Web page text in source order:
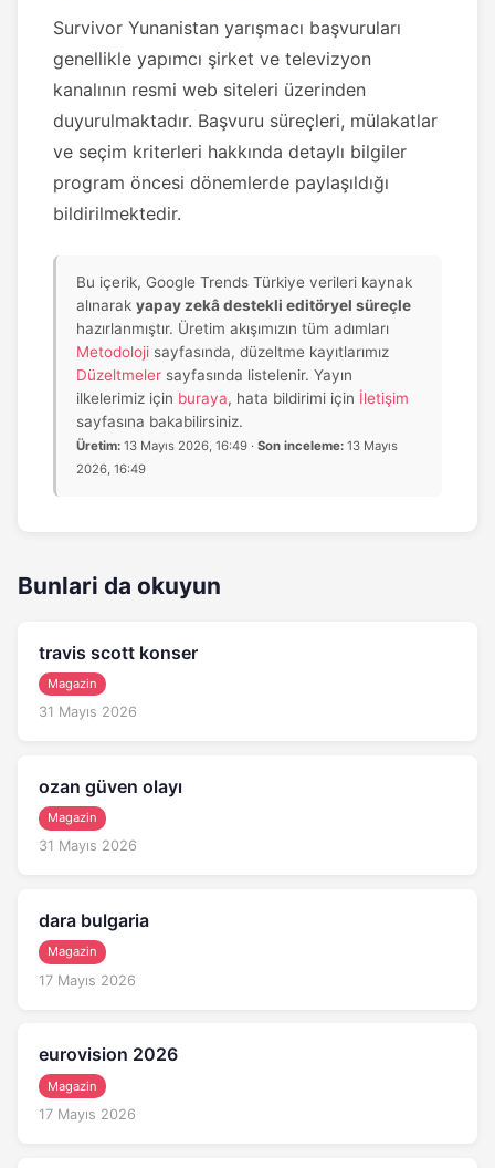
Survivor Yunanistan yarışmacı başvuruları
genellikle yapımcı şirket ve televizyon
kanalının resmi web siteleri üzerinden
duyurulmaktadır. Başvuru süreçleri, mülakatlar
ve seçim kriterleri hakkında detaylı bilgiler
program öncesi dönemlerde paylaşıldığı
bildirilmektedir.
Bu içerik, Google Trends Türkiye verileri kaynak
alınarak yapay zekâ destekli editöryel süreçle
hazırlanmıştır. Üretim akışımızın tüm adımları
Metodolojisayfasında, düzeltme kayıtlarımız
Düzeltmelersayfasında listelenir. Yayın
ilkelerimiz için buraya, hata bildirimi için İletişim
sayfasına bakabilirsiniz.
Üretim:13 Mayıs 2026, 16:49 · Son inceleme:13 Mayıs
2026, 16:49
Bunlari da okuyun
travis scott konser
Magazin
31 Mayıs 2026
ozan güven olayı
Magazin
31 Mayıs 2026
dara bulgaria
Magazin
17 Mayıs 2026
eurovision 2026
Magazin
17 Mayıs 2026